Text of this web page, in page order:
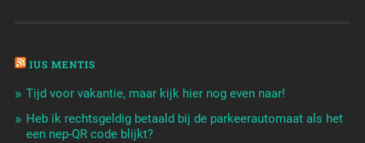
IUS MENTIS
Tijd voor vakantie, maar kijk hier nog even naar!
Heb ik rechtsgeldig betaald bij de parkeerautomaat als het
een nep-QR code blijkt?